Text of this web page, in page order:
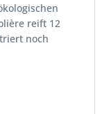
reift 12
noch